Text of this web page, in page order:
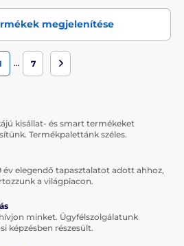
megjelenítése
… 7
kisállat- és smart termékeket
Termékpalettánk széles.
elegendő tapasztalatot adott ahhoz,
a világpiacon.
minket. Ügyfélszolgálatunk
képzésben részesült.